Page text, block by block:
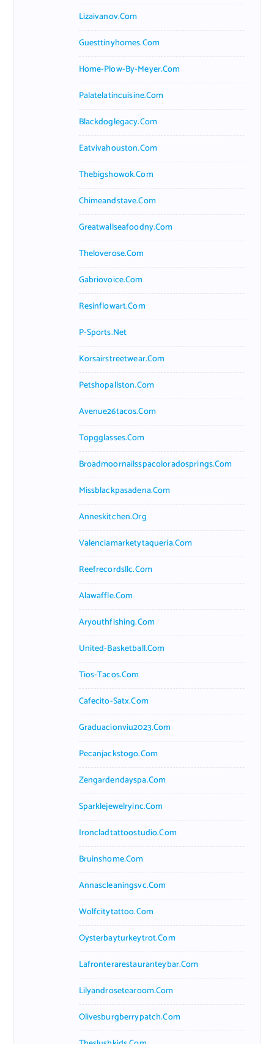
Lizaivanov.com
Guesttinyhomes.com
Home-Plow-By-Meyer.com
Palatelatincuisine.com
Blackdoglegacy.com
Eatvivahouston.com
Thebigshowok.com
Chimeandstave.com
Greatwallseafoodny.com
Theloverose.com
Gabriovoice.com
Resinflowart.com
P-Sports.net
Korsairstreetwear.com
Petshopallston.com
Avenue26tacos.com
Topgglasses.com
Broadmoornailsspacoloradosprings.com
Missblackpasadena.com
Anneskitchen.org
Valenciamarketytaqueria.com
Reefrecordsllc.com
Alawaffle.com
Aryouthfishing.com
United-Basketball.com
Tios-Tacos.com
Cafecito-Satx.com
Graduacionviu2023.com
Pecanjackstogo.com
Zengardendayspa.com
Sparklejewelryinc.com
Ironcladtattoostudio.com
Bruinshome.com
Annascleaningsvc.com
Wolfcitytattoo.com
Oysterbayturkeytrot.com
Lafronterarestauranteybar.com
Lilyandrosetearoom.com
Olivesburgberrypatch.com